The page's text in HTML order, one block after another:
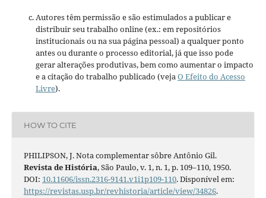
Autores têm permissão e são estimulados a publicar e
distribuir seu trabalho online (ex.: em repositórios
institucionais ou na sua página pessoal) a qualquer ponto
antes ou durante o processo editorial, já que isso pode
gerar alterações produtivas, bem como aumentar o impacto
e a citação do trabalho publicado (vejaO Efeito do Acesso
Livre).
HOW TO CITE
PHILIPSON, J. Nota complementar sôbre Antônio Gil.
Revista de História, São Paulo, v. 1, n. 1, p. 109–110, 1950.
DOI: 10.11606/issn.2316-9141.v1i1p109-110. Disponível em:
https://revistas.usp.br/revhistoria/article/view/34826.